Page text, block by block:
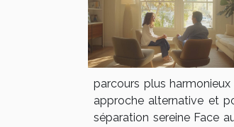
parcours plus
approche alternative et
séparation sereine Face